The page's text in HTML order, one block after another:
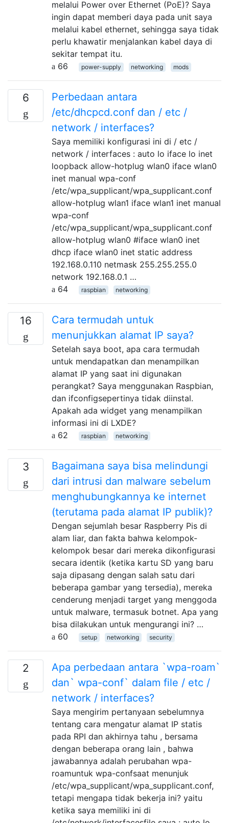
melalui Power over Ethernet (PoE)? Saya
ingin dapat memberi daya pada unit saya
melalui kabel ethernet, sehingga saya tidak
perlu khawatir menjalankan kabel daya di
sekitar tempat itu.
66
power-supply networking mods
6
Perbedaan antara
/etc/dhcpcd.conf dan / etc /
network / interfaces?
Saya memiliki konfigurasi ini di / etc /
network / interfaces : auto lo iface lo inet
loopback allow-hotplug wlan0 iface wlan0
inet manual wpa-conf
/etc/wpa_supplicant/wpa_supplicant.conf
allow-hotplug wlan1 iface wlan1 inet manual
wpa-conf
/etc/wpa_supplicant/wpa_supplicant.conf
allow-hotplug wlan0 #iface wlan0 inet
dhcp iface wlan0 inet static address
192.168.0.110 netmask 255.255.255.0
network 192.168.0.1 …
64
raspbian networking
16
Cara termudah untuk
menunjukkan alamat IP saya?
Setelah saya boot, apa cara termudah
untuk mendapatkan dan menampilkan
alamat IP yang saat ini digunakan
perangkat? Saya menggunakan Raspbian,
dan ifconfigsepertinya tidak diinstal.
Apakah ada widget yang menampilkan
informasi ini di LXDE?
62
raspbian networking
3
Bagaimana saya bisa melindungi
dari intrusi dan malware sebelum
menghubungkannya ke internet
(terutama pada alamat IP publik)?
Dengan sejumlah besar Raspberry Pis di
alam liar, dan fakta bahwa kelompok-
kelompok besar dari mereka dikonfigurasi
secara identik (ketika kartu SD yang baru
saja dipasang dengan salah satu dari
beberapa gambar yang tersedia), mereka
cenderung menjadi target yang menggoda
untuk malware, termasuk botnet. Apa yang
bisa dilakukan untuk mengurangi ini? …
60
setup networking security
2
Apa perbedaan antara `wpa-roam`
dan` wpa-conf` dalam file / etc /
network / interfaces?
Saya mengirim pertanyaan sebelumnya
tentang cara mengatur alamat IP statis
pada RPI dan akhirnya tahu , bersama
dengan beberapa orang lain , bahwa
jawabannya adalah perubahan wpa-
roamuntuk wpa-confsaat menunjuk
/etc/wpa_supplicant/wpa_supplicant.conf,
tetapi mengapa tidak bekerja ini? yaitu
ketika saya memiliki ini di